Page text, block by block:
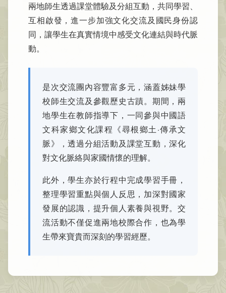
兩地師生透過課堂體驗及分組互動，共同學習、
互相啟發，進一步加強文化交流及國民身份認
同，讓學生在真實情境中感受文化連結與時代脈
動。
是次交流團內容豐富多元，涵蓋姊妹學
校師生交流及參觀歷史古蹟。期間，兩
地學生在教師指導下，一同參與中國語
文科家鄉文化課程《尋根鄉土·傳承文
脈》，透過分組活動及課堂互動，深化
對文化脈絡與家國情懷的理解。
此外，學生亦於行程中完成學習手冊，
整理學習重點與個人反思，加深對國家
發展的認識，提升個人素養與視野。交
流活動不僅促進兩地校際合作，也為學
生帶來寶貴而深刻的學習經歷。